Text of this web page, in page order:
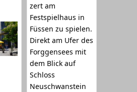
zert am
Festspielhaus in
Füssen zu spielen.
Direkt am Ufer des
Forggensees mit
dem Blick auf
Schloss
Neuschwanstein